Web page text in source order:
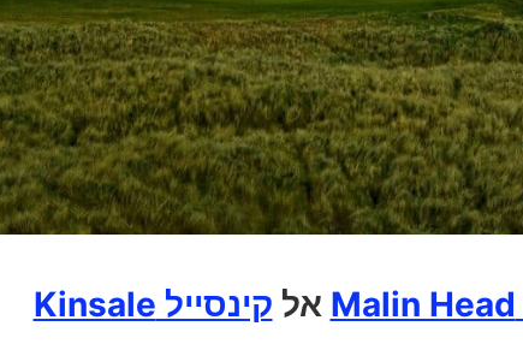
אל קינסייל Kinsale